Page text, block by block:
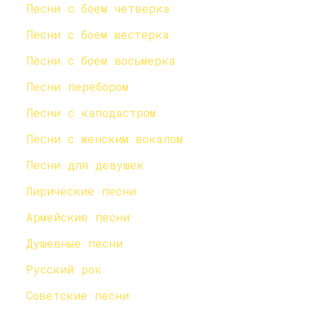
Песни с боем четверка
Песни с боем шестерка
Песни с боем восьмерка
Песни перебором
Песни с каподастром
Песни с женским вокалом
Песни для девушек
Лирические песни
Армейские песни
Душевные песни
Русский рок
Советские песни